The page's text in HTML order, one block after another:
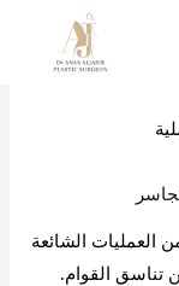
العمليات الشائعة
تناسق القوام.